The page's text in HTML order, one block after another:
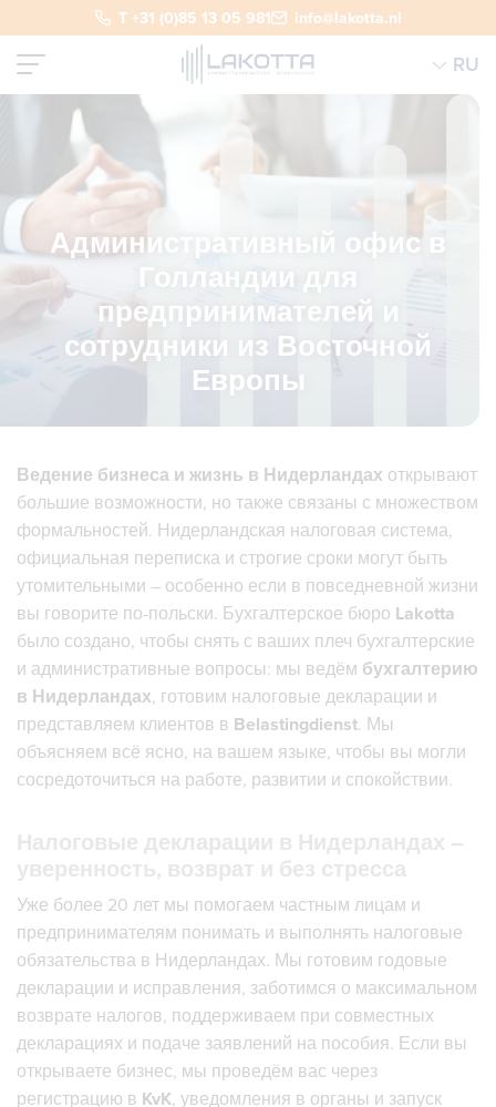
T +31 (0)85 13 05 981 info@lakotta.nl
RU
Административный офис в
Голландии для
предпринимателей и
сотрудники из Восточной
Европы
Ведение бизнеса и жизнь в Нидерландах открывают
большие возможности, но также связаны с множеством
формальностей. Нидерландская налоговая система,
официальная переписка и строгие сроки могут быть
утомительными – особенно если в повседневной жизни
вы говорите по-польски. Бухгалтерское бюро Lakotta
было создано, чтобы снять с ваших плеч бухгалтерские
и административные вопросы: мы ведём бухгалтерию
в Нидерландах, готовим налоговые декларации и
представляем клиентов в Belastingdienst. Мы
объясняем всё ясно, на вашем языке, чтобы вы могли
сосредоточиться на работе, развитии и спокойствии.
Уже более 20 лет мы помогаем частным лицам и
предпринимателям понимать и выполнять налоговые
обязательства в Нидерландах. Мы готовим годовые
декларации и исправления, заботимся о максимальном
возврате налогов, поддерживаем при совместных
декларациях и подаче заявлений на пособия. Если вы
открываете бизнес, мы проведём вас через
регистрацию в KvK, уведомления в органы и запуск